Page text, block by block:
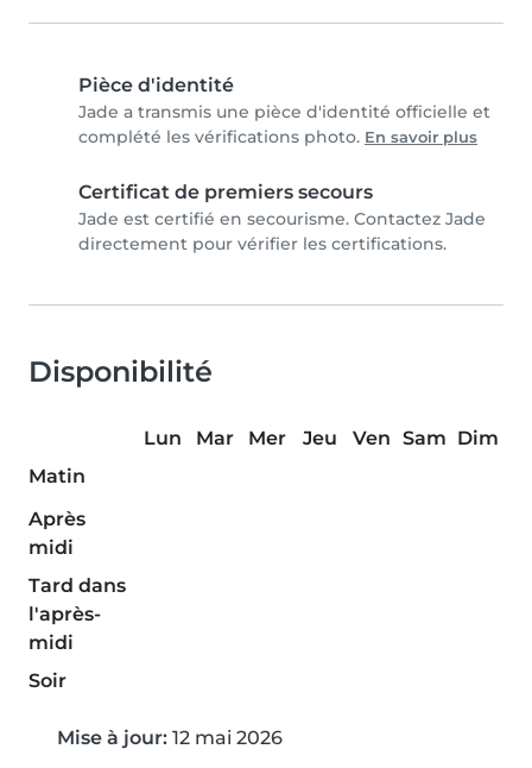
Pièce d'identité
Jade a transmis une pièce d'identité officielle et
complété les vérifications photo. En savoir plus
Certificat de premiers secours
Jade est certifié en secourisme. Contactez Jade
directement pour vérifier les certifications.
Disponibilité
Lun Mar Mer Jeu Ven Sam Dim
Matin
Après
midi
Tard dans
l'après-
midi
Soir
Mise à jour: 12 mai 2026